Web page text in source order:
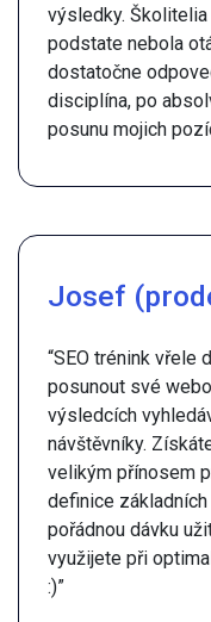
výsledky.
podstate nebola
dostatočne
disciplína, po
posunu mojich
Josef
“SEO trénink vřele
posunout své
výsledcích
návštěvníky.
velikým přínosem
definice
pořádnou dávku
využijete při
:)”